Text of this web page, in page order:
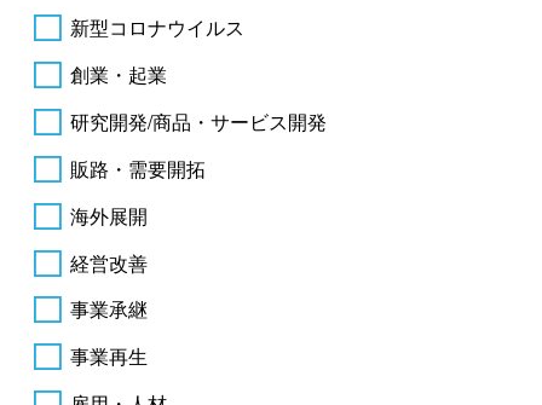
新型コロナウイルス
創業・起業
研究開発/商品・サービス開発
販路・需要開拓
海外展開
経営改善
事業承継
事業再生